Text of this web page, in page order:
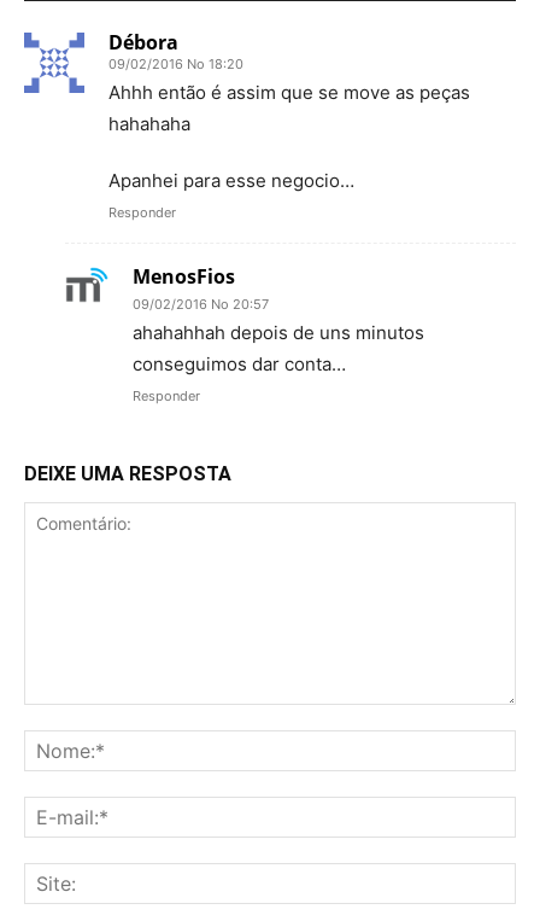
Débora
09/02/2016 No 18:20
Ahhh então é assim que se move as peças
hahahaha
Apanhei para esse negocio…
Responder
MenosFios
09/02/2016 No 20:57
ahahahhah depois de uns minutos
conseguimos dar conta…
Responder
DEIXE UMA RESPOSTA